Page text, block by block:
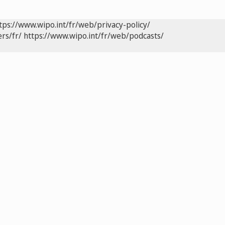
www.wipo.int/fr/web/privacy-policy/
fr/ https://www.wipo.int/fr/web/podcasts/